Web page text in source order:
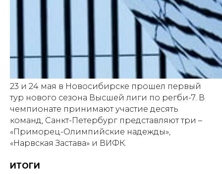
23 и 24 мая в Новосибирске прошел первый
тур нового сезона Высшей лиги по регби-7. В
чемпионате принимают участие десять
команд, Санкт-Петербург представляют три –
«Приморец-Олимпийские надежды»,
«Нарвская Застава» и ВИФК.
ИТОГИ